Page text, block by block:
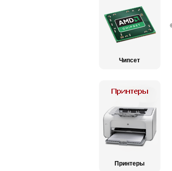
Чипсет
Принтеры